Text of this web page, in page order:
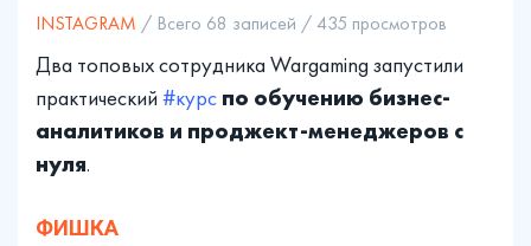
INSTAGRAM / Всего 68 записей / 435 просмотров
Два топовых сотрудника Wargaming запустили
практический #курс по обучению бизнес-
аналитиков и проджект-менеджеров с
нуля.
ФИШКА